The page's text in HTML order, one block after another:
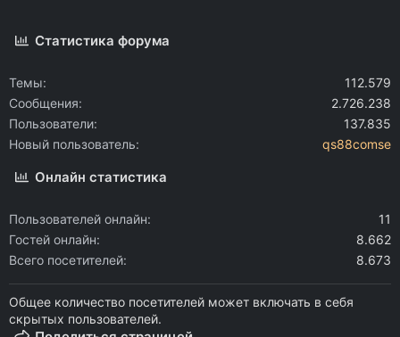
Статистика форума
Темы
112.579
Сообщения
2.726.238
Пользователи
137.835
Новый пользователь
qs88comse
Онлайн статистика
Пользователей онлайн
11
Гостей онлайн
8.662
Всего посетителей
8.673
Общее количество посетителей может включать в себя
скрытых пользователей.